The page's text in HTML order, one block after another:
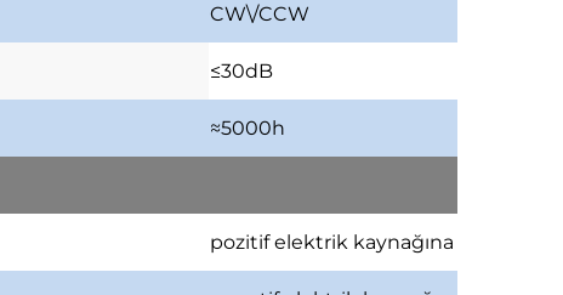
CW\/CCW
≤30dB
≈5000h
pozitif elektrik kaynağına bağla